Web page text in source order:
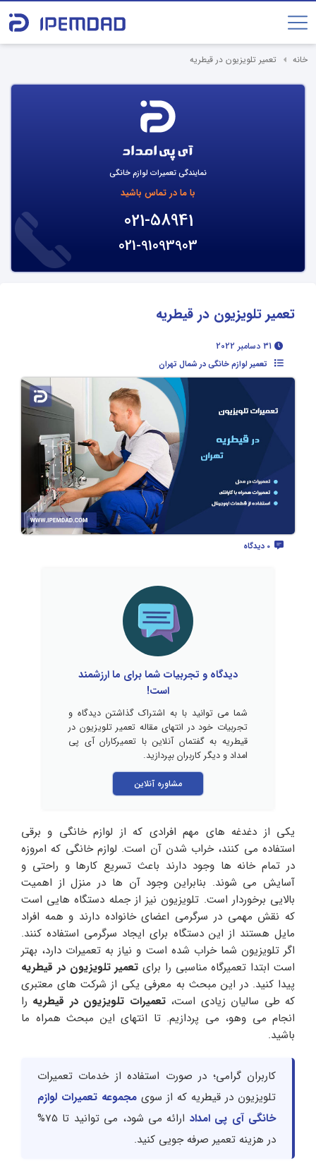
خانه تعمیر تلویزیون در قیطریه
نمایندگی تعمیرات لوازم خانگی
با ما در تماس باشید
021-58941
021-91093903
تعمیر تلویزیون در قیطریه
تعمیر لوازم خانگی در شمال تهران
دیدگاه و تجربیات شما برای ما ارزشمند
است!
شما می توانید با به اشتراک گذاشتن دیدگاه و
تجربیات خود در انتهای مقاله تعمیر تلویزیون در
قیطریه به گفتمان آنلاین با تعمیرکاران آی پی
امداد و دیگر کاربران بپردازید.
مشاوره آنلاین
یکی از دغدغه های مهم افرادی که از لوازم خانگی و برقی
استفاده می کنند، خراب شدن آن است. لوازم خانگی که امروزه
در تمام خانه ها وجود دارند باعث تسریع کارها و راحتی و
آسایش می شوند. بنابراین وجود آن ها در منزل از اهمیت
بالایی برخوردار است. تلویزیون نیز از جمله دستگاه هایی است
که نقش مهمی در سرگرمی اعضای خانواده دارند و همه افراد
مایل هستند از این دستگاه برای ایجاد سرگرمی استفاده کنند.
اگر تلویزیون شما خراب شده است و نیاز به تعمیرات دارد، بهتر
است ابتدا تعمیرگاه مناسبی را برای تعمیر تلویزیون در قیطریه
پیدا کنید. در این مبحث به معرفی یکی از شرکت های معتبری
که طی سالیان زیادی است،تعمیرات تلویزیون در قیطریه را
انجام می وهو، می پردازیم. تا انتهای این مبحث همراه ما
باشید.
کاربران گرامی؛ در صورت استفاده از خدمات تعمیرات
تلویزیون در قیطریه که از سوی مجموعه تعمیرات لوازم
خانگی آی پی امداد
ارائه می شود، می توانید تا 75%
در هزینه تعمیر صرفه جویی کنید.